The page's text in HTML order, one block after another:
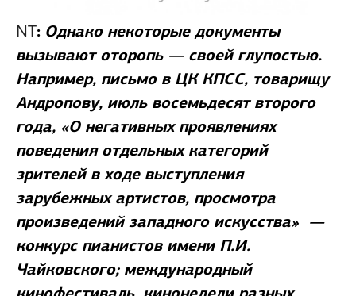
NT: Однако некоторые документы
вызывают оторопь — своей глупостью.
Например, письмо в ЦК КПСС, товарищу
Андропову, июль восемьдесят второго
года, «О негативных проявлениях
поведения отдельных категорий
зрителей в ходе выступления
зарубежных артистов, просмотра
произведений западного искусства» —
конкурс пианистов имени П.И.
Чайковского; международный